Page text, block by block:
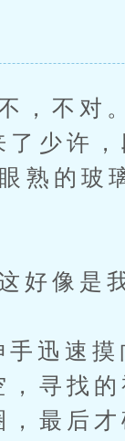
对。”
了少许
熟的玻
是我
摸向
，寻找
，最后